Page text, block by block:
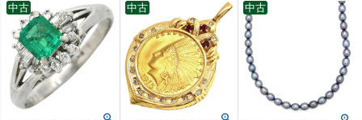
中古 中古 中古